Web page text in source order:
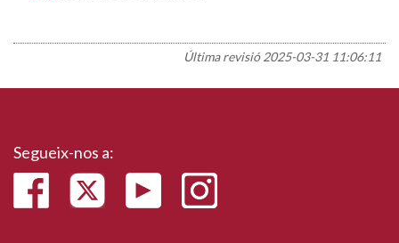
Última revisió2025-03-31 11:06:11
Segueix-nos a: